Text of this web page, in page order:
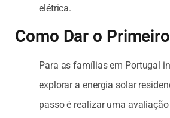
elétrica.
Como Dar o
Para as famílias em Portugal
explorar a energia solar
passo é realizar uma